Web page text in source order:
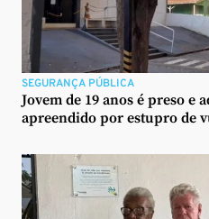
SEGURANÇA PÚBLICA
Jovem de 19 anos é preso e
apreendido por estupro de